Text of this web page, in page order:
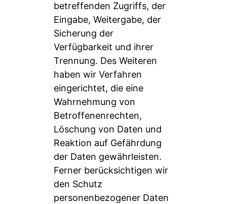
betreffenden Zugriffs, der
Eingabe, Weitergabe, der
Sicherung der
Verfügbarkeit und ihrer
Trennung. Des Weiteren
haben wir Verfahren
eingerichtet, die eine
Wahrnehmung von
Betroffenenrechten,
Löschung von Daten und
Reaktion auf Gefährdung
der Daten gewährleisten.
Ferner berücksichtigen wir
den Schutz
personenbezogener Daten